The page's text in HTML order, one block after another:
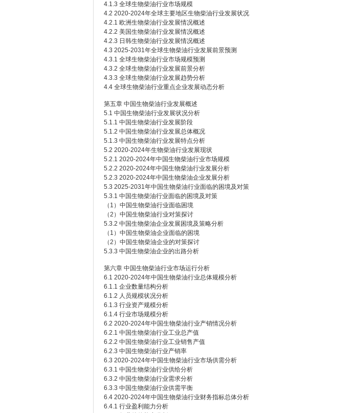
4.1.3 全球生物柴油行业市场规模
4.2 2020-2024年全球主要地区生物柴油行业发展状况
4.2.1 欧洲生物柴油行业发展情况概述
4.2.2 美国生物柴油行业发展情况概述
4.2.3 日韩生物柴油行业发展情况概述
4.3 2025-2031年全球生物柴油行业发展前景预测
4.3.1 全球生物柴油行业市场规模预测
4.3.2 全球生物柴油行业发展前景分析
4.3.3 全球生物柴油行业发展趋势分析
4.4 全球生物柴油行业重点企业发展动态分析
第五章 中国生物柴油行业发展概述
5.1 中国生物柴油行业发展状况分析
5.1.1 中国生物柴油行业发展阶段
5.1.2 中国生物柴油行业发展总体概况
5.1.3 中国生物柴油行业发展特点分析
5.2 2020-2024年生物柴油行业发展现状
5.2.1 2020-2024年中国生物柴油行业市场规模
5.2.2 2020-2024年中国生物柴油行业发展分析
5.2.3 2020-2024年中国生物柴油企业发展分析
5.3 2025-2031年中国生物柴油行业面临的困境及对策
5.3.1 中国生物柴油行业面临的困境及对策
（1）中国生物柴油行业面临困境
（2）中国生物柴油行业对策探讨
5.3.2 中国生物柴油企业发展困境及策略分析
（1）中国生物柴油企业面临的困境
（2）中国生物柴油企业的对策探讨
5.3.3 中国生物柴油企业的出路分析
第六章 中国生物柴油行业市场运行分析
6.1 2020-2024年中国生物柴油行业总体规模分析
6.1.1 企业数量结构分析
6.1.2 人员规模状况分析
6.1.3 行业资产规模分析
6.1.4 行业市场规模分析
6.2 2020-2024年中国生物柴油行业产销情况分析
6.2.1 中国生物柴油行业工业总产值
6.2.2 中国生物柴油行业工业销售产值
6.2.3 中国生物柴油行业产销率
6.3 2020-2024年中国生物柴油行业市场供需分析
6.3.1 中国生物柴油行业供给分析
6.3.2 中国生物柴油行业需求分析
6.3.3 中国生物柴油行业供需平衡
6.4 2020-2024年中国生物柴油行业财务指标总体分析
6.4.1 行业盈利能力分析